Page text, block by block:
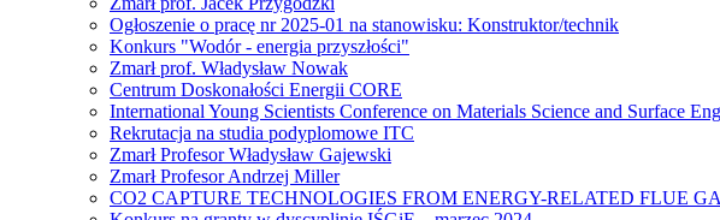
Ogłoszenie o pracę nr 2025-01 na stanowisku: Konstruktor/technik
Konkurs "Wodór - energia przyszłości"
Zmarł prof. Władysław Nowak
Centrum Doskonałości Energii CORE
International Young Scientists Conference on Materials Science and Surface
Rekrutacja na studia podyplomowe ITC
Zmarł Profesor Władysław Gajewski
Zmarł Profesor Andrzej Miller
CO2 CAPTURE TECHNOLOGIES FROM ENERGY-RELATED FLUE